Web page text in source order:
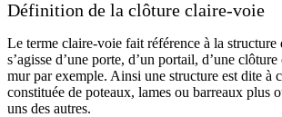
Définition de la clôture claire-voie
Le terme claire-voie fait référence à la structure
s’agisse d’une porte, d’un portail, d’une
mur par exemple. Ainsi une structure est dite à
constituée de poteaux, lames ou barreaux plus
uns des autres.